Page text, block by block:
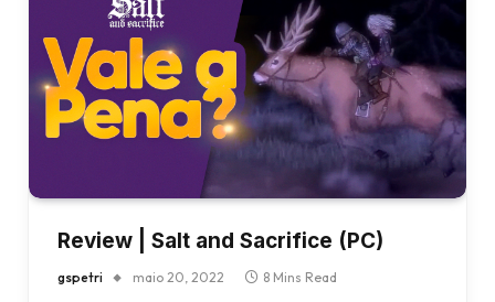
Review | Salt and Sacrifice (PC)
gspetri maio 20, 2022 8 Mins Read